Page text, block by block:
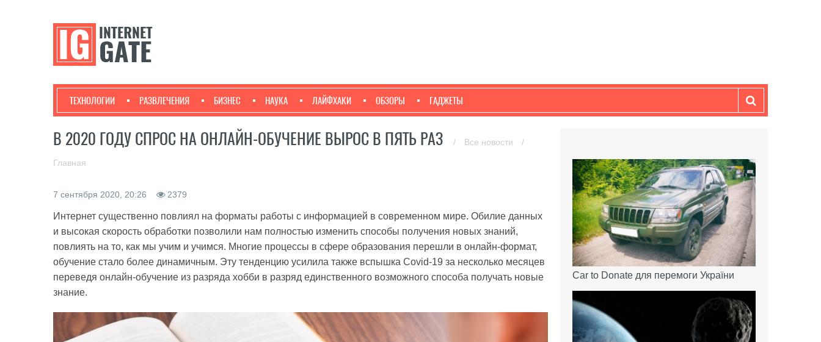
ТЕХНОЛОГИИ РАЗВЛЕЧЕНИЯ БИЗНЕС НАУКА ЛАЙФХАКИ ОБЗОРЫ ГАДЖЕТЫ
В 2020 ГОДУ СПРОС НА ОНЛАЙН-ОБУЧЕНИЕ ВЫРОС В ПЯТЬ РАЗ / Все новости /
Главная
7 сентября 2020, 20:26 2379
Интернет существенно повлиял на форматы работы с информацией в современном мире. Обилие данных
и высокая скорость обработки позволили нам полностью изменить способы получения новых знаний,
повлиять на то, как мы учим и учимся. Многие процессы в сфере образования перешли в онлайн-формат,
обучение стало более динамичным. Эту тенденцию усилила также вспышка Covid-19 за несколько месяцев
переведя онлайн-обучение из разряда хобби в разряд единственного возможного способа получать новые
знание.
Car to Donate для перемоги України